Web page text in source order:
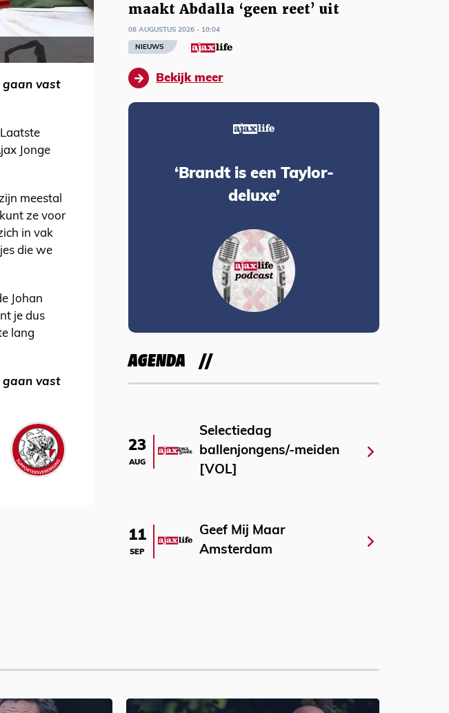
gaan vast
Jonge
meestal
ze voor
in vak
die we
Johan
je dus
lang
gaan vast
maakt Abdalla ‘geen reet’ uit
08 AUGUSTUS 2026 - 10:04
NIEUWS
Bekijk meer
‘Brandt is een Taylor-
deluxe’
AGENDA
23
AUG
Selectiedag
ballenjongens/-meiden
[VOL]
11
SEP
Geef Mij Maar
Amsterdam